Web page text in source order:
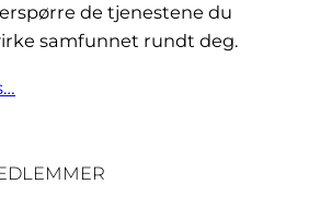
de tjenestene du
samfunnet rundt deg.